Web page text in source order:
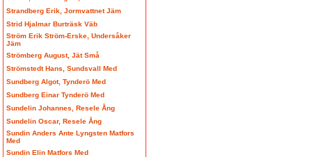
Strandberg Erik, Jormvattnet Jäm
Strid Hjalmar Burträsk Väb
Ström Erik Ström-Erske, Undersåker
Jäm
Strömberg August, Jät Små
Strömstedt Hans, Sundsvall Med
Sundberg Algot, Tynderö Med
Sundberg Einar Tynderö Med
Sundelin Johannes, Resele Ång
Sundelin Oscar, Resele Ång
Sundin Anders Ante Lyngsten Matfors
Med
Sundin Elin Matfors Med